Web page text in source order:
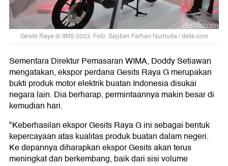
Gesits Raya di IIMS 2023. Foto: Septian Farhan Nurhuda / detik.com
Sementara Direktur Pemasaran WIMA, Doddy Setiawan
mengatakan, ekspor perdana Gesits Raya G merupakan
bukti produk motor elektrik buatan Indonesia disukai
negara lain. Dia berharap, permintaannya makin besar di
kemudian hari.
"Keberhasilan ekspor Gesits Raya G ini sebagai bentuk
kepercayaan atas kualitas produk buatan dalam negeri.
Ke depannya diharapkan ekspor Gesits akan terus
meningkat dan berkembang, baik dari sisi volume